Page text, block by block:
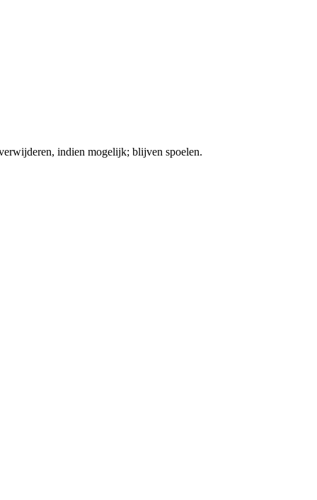
indien mogelijk; blijven spoelen.